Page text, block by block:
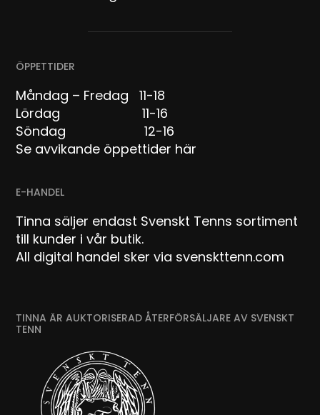
ÖPPETTIDER
Måndag – Fredag 11-18
Lördag 11-16
Söndag 12-16
Se avvikande öppettider här
E-HANDEL
Tinna säljer endast Svenskt Tenns sortiment
till kunder i vår butik.
All digital handel sker via svenskttenn.com
TINNA ÄR AUKTORISERAD ÅTERFÖRSÄLJARE AV SVENSKT
TENN